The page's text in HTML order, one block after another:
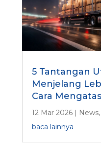
5 Tantangan
Menjelang
Cara
12 Mar 2026| News,
baca lainnya